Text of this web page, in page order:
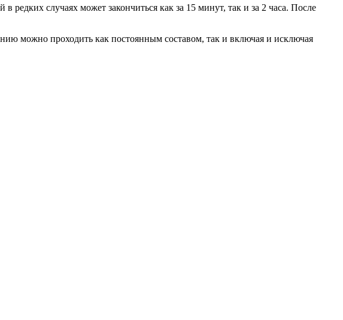
случаях может закончиться как за 15 минут, так и за 2 часа. После
можно проходить как постоянным составом, так и включая и исключая